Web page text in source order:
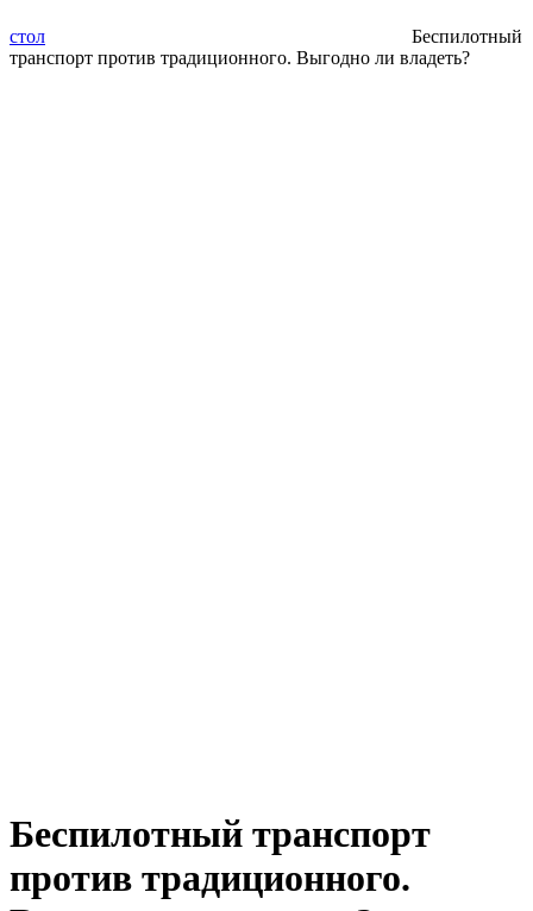
стол
Беспилотный
транспорт против традиционного. Выгодно ли владеть?
Беспилотный транспорт
против традиционного.